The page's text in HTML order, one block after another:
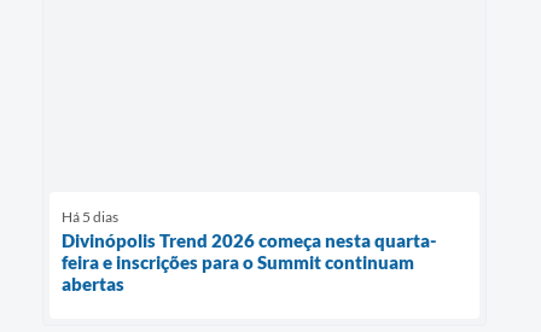
Há 5 dias
Divinópolis Trend 2026 começa nesta quarta-
feira e inscrições para o Summit continuam
abertas